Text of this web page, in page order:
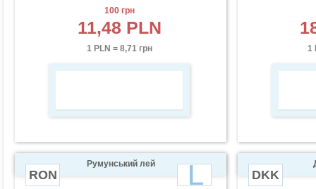
100 грн
11,48 PLN
1 PLN = 8,71 грн 1
Румунський лей
RON DKK